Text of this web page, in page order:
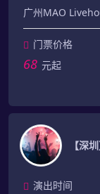
广州MAO
门票价格
68 元起
【深
演出时间